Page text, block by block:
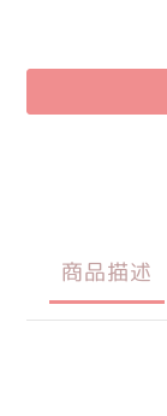
商品描述